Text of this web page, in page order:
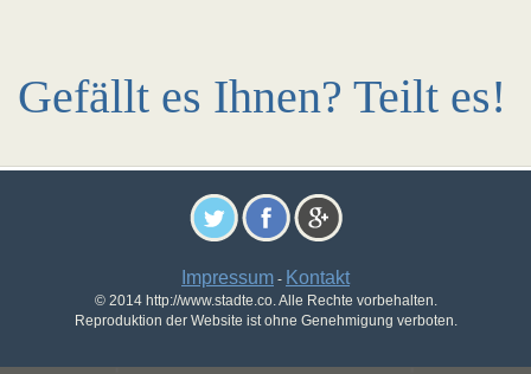
Gefällt es Ihnen? Teilt es!
Impressum - Kontakt
© 2014 http://www.stadte.co. Alle Rechte vorbehalten.
Reproduktion der Website ist ohne Genehmigung verboten.